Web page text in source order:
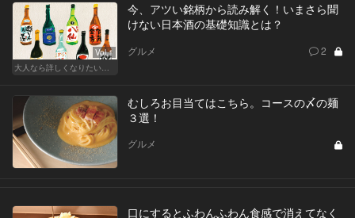
Vol.1
大人なら詳しくなりたい、お酒の基礎知識
今、アツい銘柄から読み解く！いまさら聞
けない日本酒の基礎知識とは？
グルメ 2
むしろお目当てはこちら。コースの〆の麺
３選！
グルメ
口にするとふわんふわん食感で消えてなく